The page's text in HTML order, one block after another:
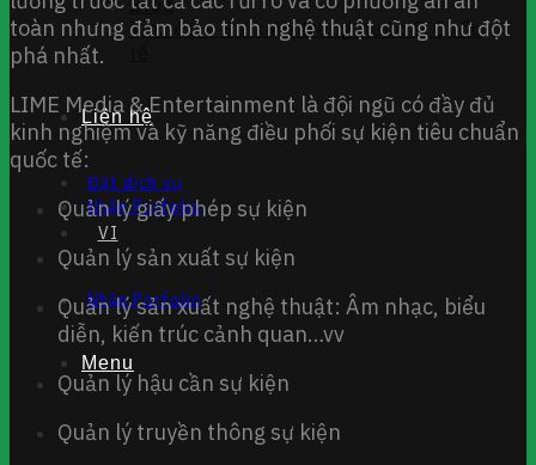
Blog
Tin tức – Sự kiện trong nước & Quốc
Liên hệ
Đặt dịch vụ
Nhận Porfolio
VI
Nhận Porfolio
Menu
toàn nhưng đảm bảo tính nghệ thuật cũng như đột
phá nhất.
LIME Media & Entertainment là đội ngũ có đầy đủ
kinh nghiệm và kỹ năng điều phối sự kiện tiêu chuẩn
quốc tế:
Quản lý giấy phép sự kiện
Quản lý sản xuất sự kiện
Quản lý sản xuất nghệ thuật: Âm nhạc, biểu
diễn, kiến trúc cảnh quan…vv
Quản lý hậu cần sự kiện
Quản lý truyền thông sự kiện